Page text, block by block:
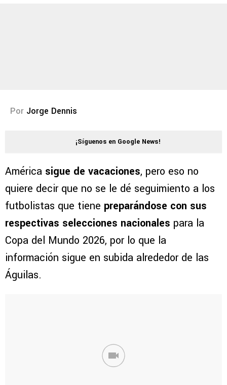
Por Jorge Dennis
¡Síguenos en Google News!
América sigue de vacaciones, pero eso no
quiere decir que no se le dé seguimiento a los
futbolistas que tiene preparándose con sus
respectivas selecciones nacionales para la
Copa del Mundo 2026, por lo que la
información sigue en subida alrededor de las
Águilas.